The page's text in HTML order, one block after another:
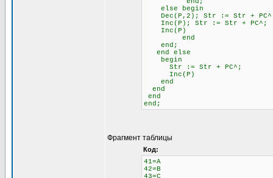
else begin \\
Dec(P,2); Str := Str +
Inc(P); Str := Str + PC^;
Inc(P)
end
end;
end else \\ Если
begin
Str := Str + PC^;
Inc(P)
end
end
end
end;
Фрагмент таблицы
Код:
41=A
42=B
43=C